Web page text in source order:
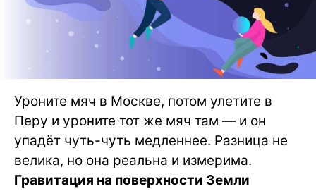
Уроните мяч в Москве, потом улетите в
Перу и уроните тот же мяч там — и он
упадёт чуть-чуть медленнее. Разница не
велика, но она реальна и измерима.
Гравитация на поверхности Земли